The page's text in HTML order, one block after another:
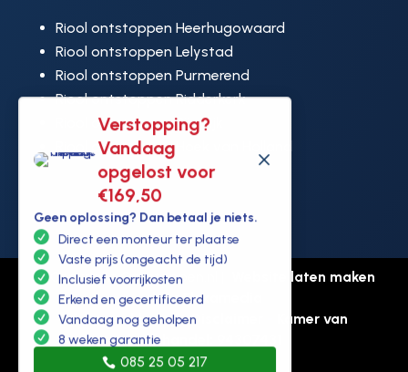
Verstopping?
Vandaag
opgelost voor
€169,50
M
Geen oplossing? Dan betaal je niets.
Direct een monteur ter plaatse
Vaste prijs (ongeacht de tijd)
Inclusief voorrijkosten
Erkend en gecertificeerd
Vandaag nog geholpen
8 weken garantie
085 25 05 217
Riool ontstoppen Heerhugowaard
Riool ontstoppen Lelystad
Riool ontstoppen Purmerend
Riool ontstoppen Ridderkerk
Riool ontstoppen Rijswijk
Riool ontstoppen Hoek van Holland
© Copyright Ontstoppen.nl |
Website laten maken
door Flexamedia
Privacyverklaring-Disclaimer
Kamer van
koophandel: 94307431